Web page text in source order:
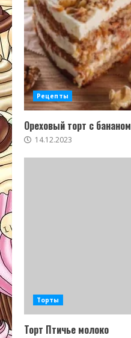
Рецепты
Ореховый торт с бананом
14.12.2023
Торты
Торт Птичье молоко